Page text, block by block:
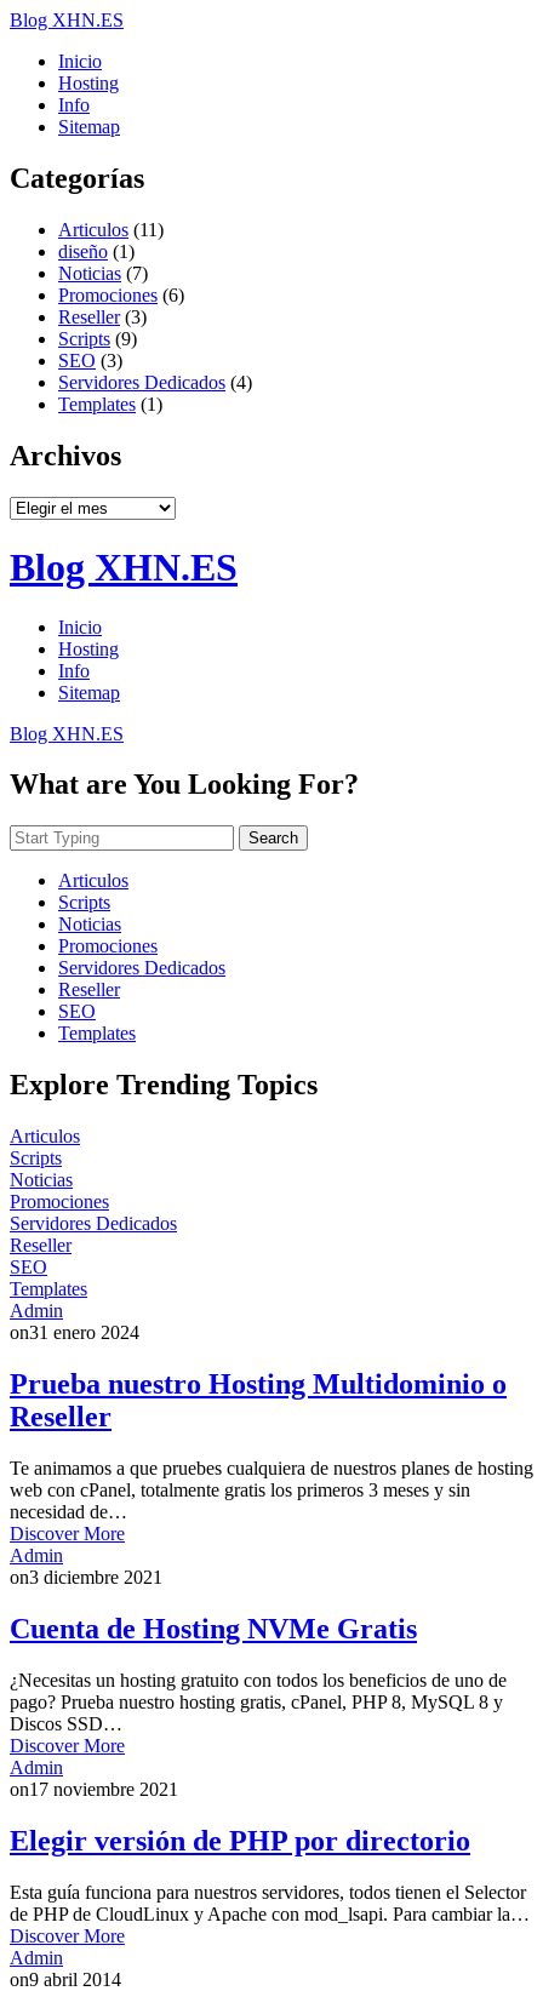
Blog XHN.ES
Inicio
Hosting
Info
Sitemap
Categorías
Articulos (11)
diseño (1)
Noticias (7)
Promociones (6)
Reseller(3)
Scripts (9)
SEO (3)
Servidores Dedicados (4)
Templates (1)
Archivos
Archivos
Blog XHN.ES
Inicio
Hosting
Info
Sitemap
Blog XHN.ES
What are You Looking For?
Search
Articulos
Scripts
Noticias
Promociones
Servidores Dedicados
Reseller
SEO
Templates
Explore Trending Topics
Articulos
Scripts
Noticias
Promociones
Servidores Dedicados
Reseller
SEO
Templates
Admin
on31 enero 2024
Prueba nuestro Hosting Multidominio o
Reseller
Te animamos a que pruebes cualquiera de nuestros planes de hosting
web con cPanel, totalmente gratis los primeros 3 meses y sin
necesidad de…
Discover More
Admin
on3 diciembre 2021
Cuenta de Hosting NVMe Gratis
¿Necesitas un hosting gratuito con todos los beneficios de uno de
pago? Prueba nuestro hosting gratis, cPanel, PHP 8, MySQL 8 y
Discos SSD…
Discover More
Admin
on17 noviembre 2021
Elegir versión de PHP por directorio
Esta guía funciona para nuestros servidores, todos tienen el Selector
de PHP de CloudLinux y Apache con mod_lsapi. Para cambiar la…
Discover More
Admin
on9 abril 2014